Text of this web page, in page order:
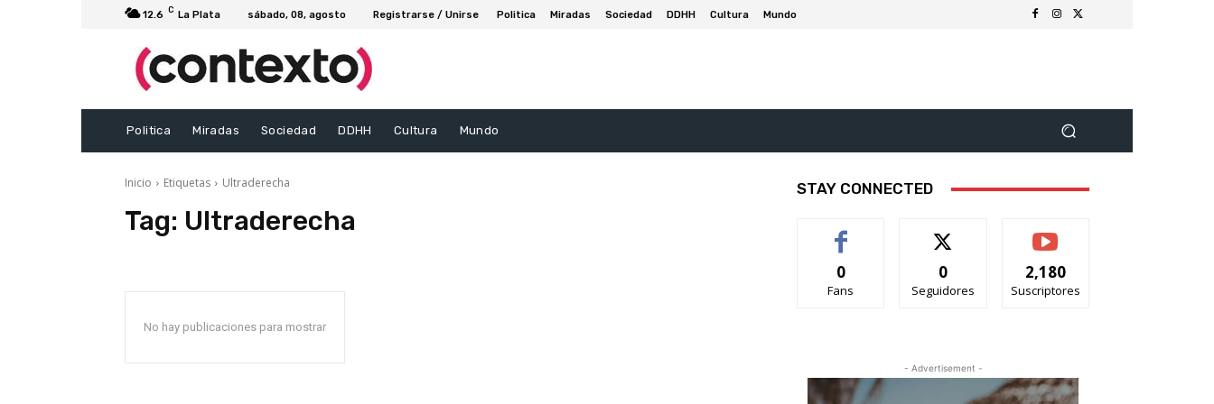
12.6 C La Plata sábado, 08, agosto Registrarse / Unirse Politica Miradas Sociedad DDHH Cultura Mundo
Politica Miradas Sociedad DDHH Cultura Mundo
Inicio Etiquetas Ultraderecha
Tag: Ultraderecha
No hay publicaciones para mostrar
STAY CONNECTED
0
Fans
0
Seguidores
2,180
Suscriptores
- Advertisement -